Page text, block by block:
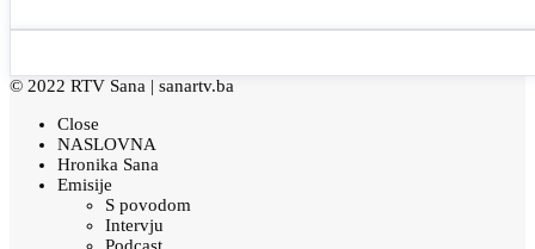
© 2022 RTV Sana | sanartv.ba
Close
NASLOVNA
Hronika Sana
Emisije
S povodom
Intervju